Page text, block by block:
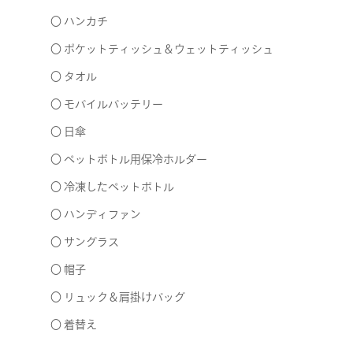
〇 ハンカチ
〇 ポケットティッシュ＆ウェットティッシュ
〇 タオル
〇 モバイルバッテリー
〇 日傘
〇 ペットボトル用保冷ホルダー
〇 冷凍したペットボトル
〇 ハンディファン
〇 サングラス
〇 帽子
〇 リュック＆肩掛けバッグ
〇 着替え